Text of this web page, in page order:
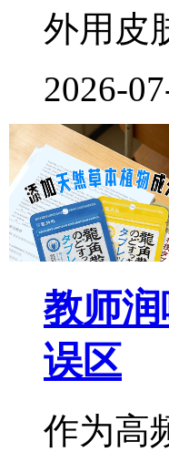
外用皮
2026-
教师
误区
作为高